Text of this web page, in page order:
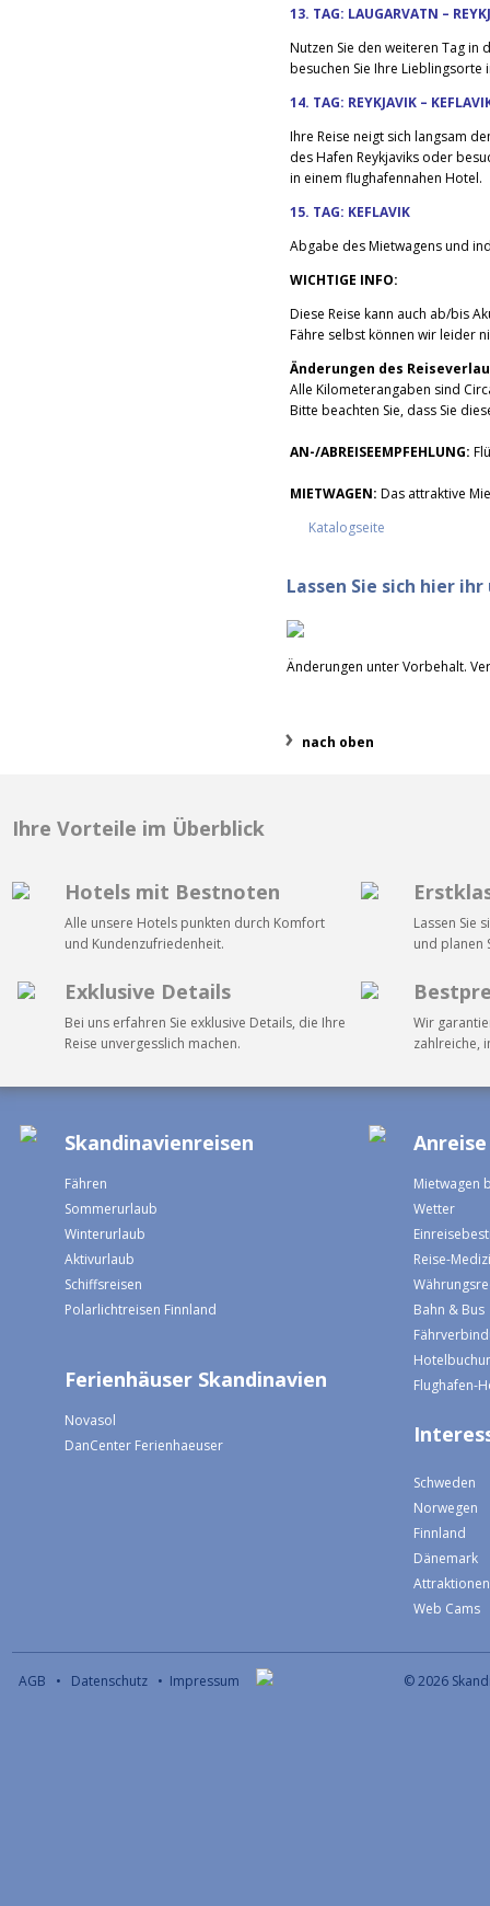
13. TAG: LAUGARVATN –
Nutzen Sie den weiteren Tag in
besuchen Sie Ihre Lieblingsorte
14. TAG: REYKJAVIK –
Ihre Reise neigt sich langsam
des Hafen Reykjaviks oder
in einem flughafennahen Hotel.
15. TAG: KEFLAVIK
Abgabe des Mietwagens und
WICHTIGE INFO:
Diese Reise kann auch ab/bis
Fähre selbst können wir leider
Änderungen des
Alle Kilometerangaben sind
Bitte beachten Sie, dass Sie
AN-/ABREISEEMPFEHLUNG:
MIETWAGEN: Das attraktive
Katalogseite
Lassen Sie sich hier
Änderungen unter Vorbehalt.
nach oben
Ihre Vorteile im Überblick
Hotels mit Bestnoten
Alle unsere Hotels punkten durch Komfort
und Kundenzufriedenheit.
Lassen Sie
und planen
Exklusive Details
Bei uns erfahren Sie exklusive Details, die Ihre
Reise unvergesslich machen.
Wir
zahlreiche,
Skandinavienreisen
Fähren
Sommerurlaub
Winterurlaub
Aktivurlaub
Schiffsreisen
Polarlichtreisen Finnland
Ferienhäuser Skandinavien
Novasol
DanCenter Ferienhaeuser
Mietwagen
Wetter
Reise-
Bahn & Bus
Flughafen-
Schweden
Norwegen
Finnland
Dänemark
Attraktionen
Web Cams
© 2026
AGB • Datenschutz • Impressum